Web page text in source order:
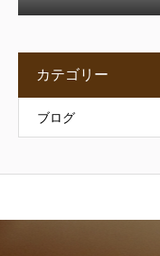
カテゴリー
ブログ